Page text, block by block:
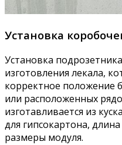
Установка
Установка
изготовления лекала,
корректное положение
или расположенных
изготавливается из
для гипсокартона,
размеры модуля.